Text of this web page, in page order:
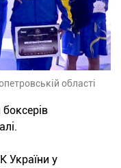
області
України у